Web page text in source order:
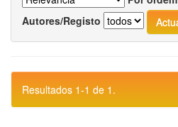
Autores/Registo
Resultados 1-1 de 1.